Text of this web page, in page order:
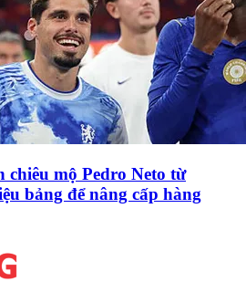
chiêu mộ Pedro Neto từ
bảng để nâng cấp hàng